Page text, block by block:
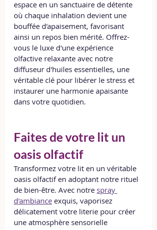
espace en un sanctuaire de détente
où chaque inhalation devient une
bouffée d'apaisement, favorisant
ainsi un repos bien mérité. Offrez-
vous le luxe d'une expérience
olfactive relaxante avec notre
diffuseur d'huiles essentielles, une
véritable clé pour libérer le stress et
instaurer une harmonie apaisante
dans votre quotidien.
Faites de votre lit un
oasis olfactif
Transformez votre lit en un véritable
oasis olfactif en adoptant notre rituel
de bien-être. Avec notre spray
d'ambiance exquis, vaporisez
délicatement votre literie pour créer
une atmosphère sensorielle